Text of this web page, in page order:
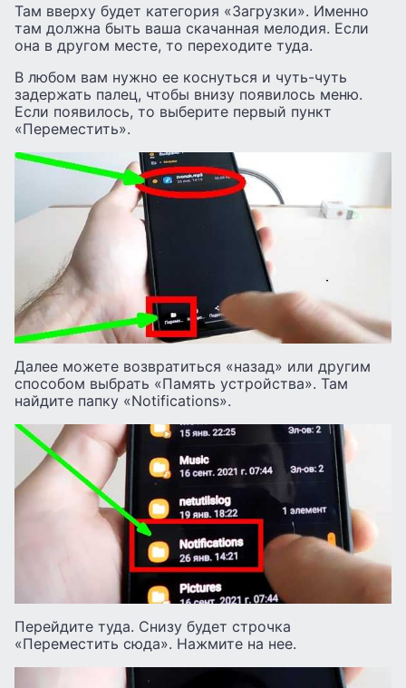
Там вверху будет категория «Загрузки». Именно
там должна быть ваша скачанная мелодия. Если
она в другом месте, то переходите туда.
В любом вам нужно ее коснуться и чуть-чуть
задержать палец, чтобы внизу появилось меню.
Если появилось, то выберите первый пункт
«Переместить».
Далее можете возвратиться «назад» или другим
способом выбрать «Память устройства». Там
найдите папку «Notifications».
Перейдите туда. Снизу будет строчка
«Переместить сюда». Нажмите на нее.